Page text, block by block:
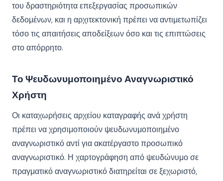
του δραστηριότητα επεξεργασίας προσωπικών
δεδομένων, και η αρχιτεκτονική πρέπει να αντιμετωπίζει
τόσο τις απαιτήσεις αποδείξεων όσο και τις επιπτώσεις
στο απόρρητο.
Το Ψευδωνυμοποιημένο Αναγνωριστικό
Χρήστη
Οι καταχωρήσεις αρχείου καταγραφής ανά χρήστη
πρέπει να χρησιμοποιούν ψευδωνυμοποιημένο
αναγνωριστικό αντί για ακατέργαστο προσωπικό
αναγνωριστικό. Η χαρτογράφηση από ψευδώνυμο σε
πραγματικό αναγνωριστικό διατηρείται σε ξεχωριστό,